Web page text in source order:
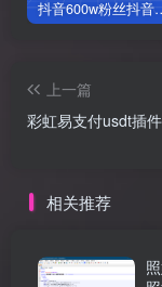
抖音600w粉丝抖音
上一篇
彩虹易支付usdt插
相关推荐